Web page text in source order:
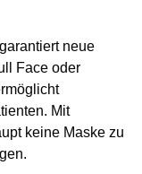
neue
Face oder
Mit
keine Maske zu